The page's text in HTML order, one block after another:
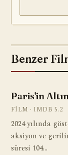
Benzer
Paris'in
FILM · IMDB 5.2
2024 yılında
aksiyon ve
süresi 104…